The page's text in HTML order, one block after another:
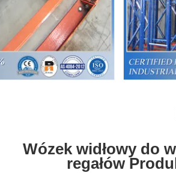
Wózek widłowy do
regałów